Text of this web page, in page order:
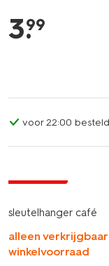
3.
99
voor 22:00
sleutelhanger café
alleen
winkelvoorraad